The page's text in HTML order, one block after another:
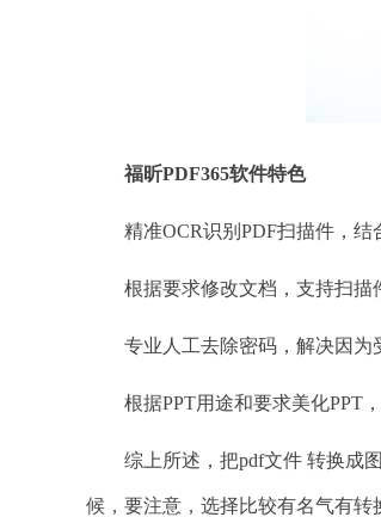
福昕PDF365软件特色
精准OCR识别PDF扫描件，结
根据要求修改文档，支持扫描
专业人工去除密码，解决因为
根据PPT用途和要求美化PPT，
综上所述，把pdf文件 转换成图
候，要注意，选择比较有名气有